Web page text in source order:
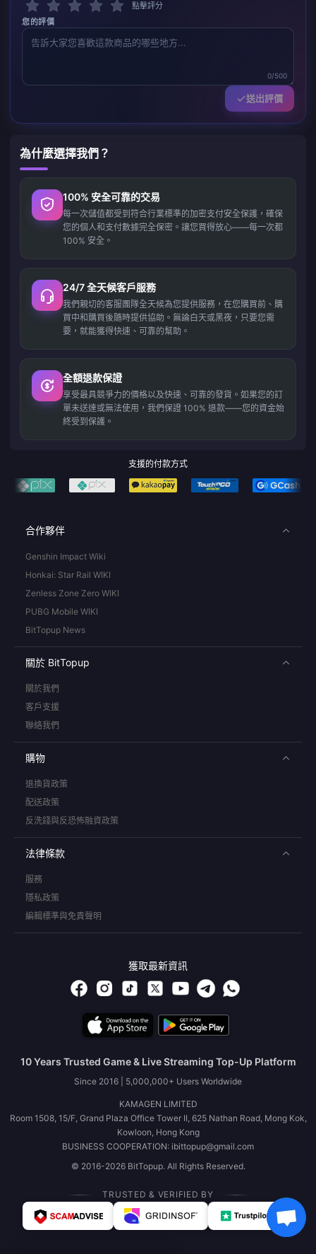
點擊評分
您的評價
0/500
送出評價
為什麼選擇我們？
100% 安全可靠的交易
每一次儲值都受到符合行業標準的加密支付安全保護，確保
您的個人和支付數據完全保密。讓您買得放心——每一次都
100% 安全。
24/7 全天候客戶服務
我們親切的客服團隊全天候為您提供服務，在您購買前、購
買中和購買後隨時提供協助。無論白天或黑夜，只要您需
要，就能獲得快速、可靠的幫助。
全額退款保證
享受最具競爭力的價格以及快速、可靠的發貨。如果您的訂
單未送達或無法使用，我們保證 100% 退款——您的資金始
終受到保護。
支援的付款方式
合作夥伴
Genshin Impact Wiki
Honkai: Star Rail WIKI
Zenless Zone Zero WIKI
PUBG Mobile WIKI
BitTopup News
關於 BitTopup
關於我們
客戶支援
聯絡我們
購物
退換貨政策
配送政策
反洗錢與反恐怖融資政策
法律條款
服務
隱私政策
編輯標準與免責聲明
獲取最新資訊
10 Years Trusted Game & Live Streaming Top-Up Platform
Since 2016 | 5,000,000+ Users Worldwide
KAMAGEN LIMITED
Room 1508, 15/F, Grand Plaza Office Tower II, 625 Nathan Road, Mong Kok,
Kowloon, Hong Kong
BUSINESS COOPERATION: ibittopup@gmail.com
© 2016-2026 BitTopup. All Rights Reserved.
TRUSTED & VERIFIED BY